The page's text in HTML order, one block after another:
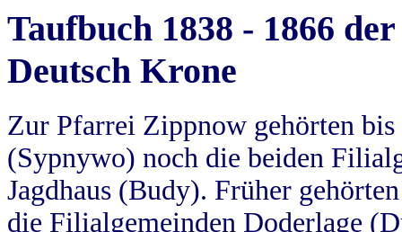
Taufbuch 1838 - 1866
Deutsch Krone
Zur Pfarrei Zippnow gehörten
(Sypnywo) noch die beiden
Jagdhaus (Budy). Früher
die Filialgemeinden Doderlage